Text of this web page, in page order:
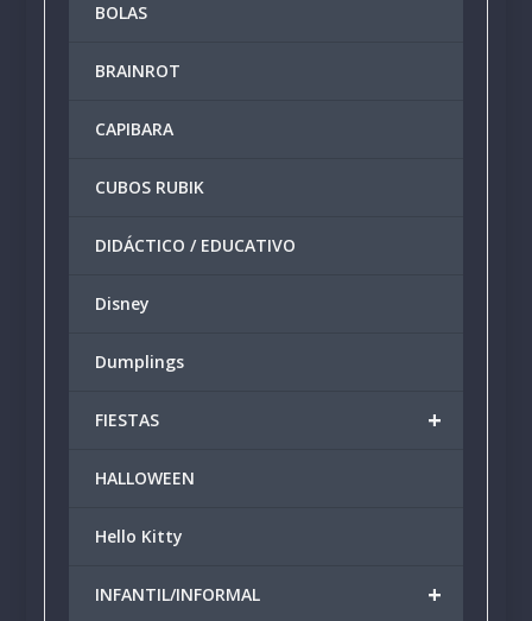
BOLAS
BRAINROT
CAPIBARA
CUBOS RUBIK
DIDÁCTICO / EDUCATIVO
Disney
Dumplings
+
FIESTAS
HALLOWEEN
Hello Kitty
+
INFANTIL/INFORMAL